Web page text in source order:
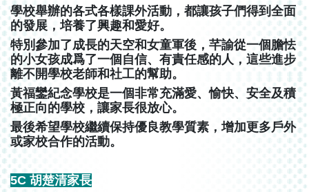
學校舉辦的各式各樣課外活動，都讓孩子們得到全面
的發展，培養了興趣和愛好。
特別參加了成長的天空和女童軍後，芊諭從一個膽怯
的小女孩成爲了一個自信、有責任感的人，這些進步
離不開學校老師和社工的幫助。
黃福鑾紀念學校是一個非常充滿愛、愉快、安全及積
極正向的學校，讓家長很放心。
最後希望學校繼續保持優良教學質素，增加更多戶外
或家校合作的活動。
5C 胡楚清家長